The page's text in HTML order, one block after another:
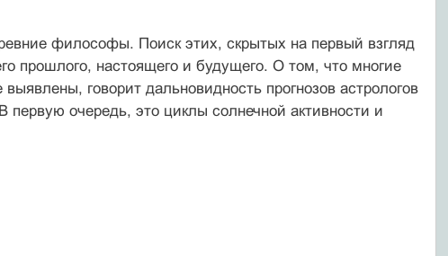
философы. Поиск этих, скрытых на первый взгляд
прошлого, настоящего и будущего. О том, что многие
говорит дальновидность прогнозов астрологов
очередь, это циклы солнечной активности и